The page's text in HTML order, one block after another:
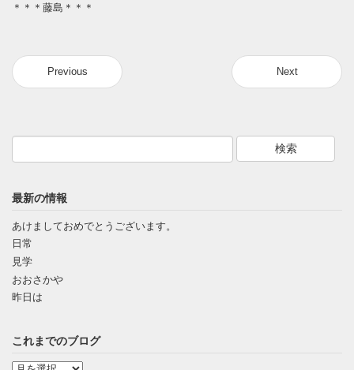
＊＊＊藤島＊＊＊
Previous Next
最新の情報
あけましておめでとうございます。
日常
見学
おおさかや
昨日は
これまでのブログ